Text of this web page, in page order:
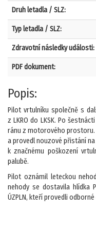
Druh letadla / SLZ:
Typ letadla / SLZ:
Zdravotní následky události:
PDF dokument:
Popis:
Pilot vrtulníku společně s
z LKRO do LKSK. Po
ránu z motorového
a provedl nouzové přistání
k značnému poškození
palubě.
Pilot oznámil leteckou
nehody se dostavila hlídka
ÚZPLN, kteří provedli